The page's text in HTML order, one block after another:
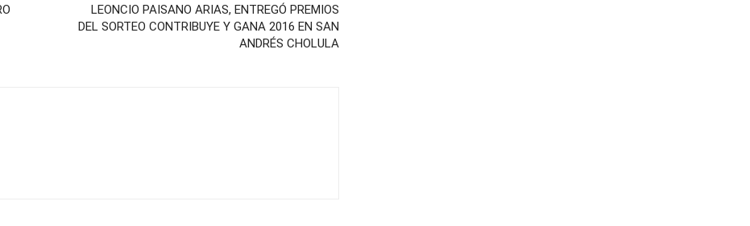
LEONCIO PAISANO ARIAS, ENTREGÓ PREMIOS
DEL SORTEO CONTRIBUYE Y GANA 2016 EN SAN
ANDRÉS CHOLULA